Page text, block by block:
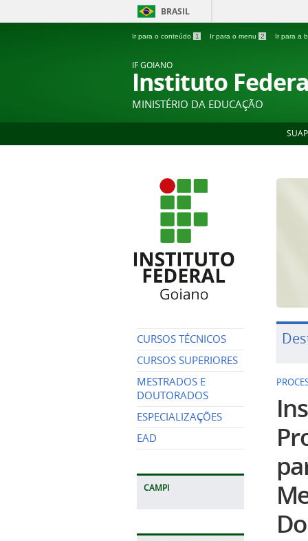
BRASIL
Ir para o conteúdo 1 Ir para o menu 2 Ir para a
IF GOIANO
Instituto
MINISTÉRIO DA EDUCAÇÃO
SUAP
CURSOS TÉCNICOS
CURSOS SUPERIORES
MESTRADOS E
DOUTORADOS
ESPECIALIZAÇÕES
EAD
CAMPI